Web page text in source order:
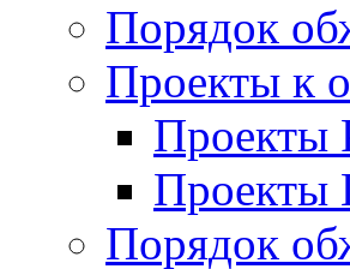
Порядок
Проекты к
Проекты
Проекты
Порядок